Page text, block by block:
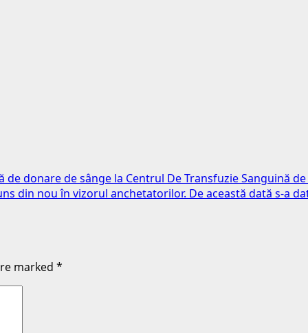
donare de sânge la Centrul De Transfuzie Sanguină
din nou în vizorul anchetatorilor. De această dată s-a
marked *